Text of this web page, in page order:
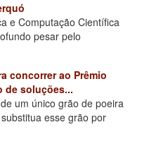
e Computação Científica
pesar pelo
concorrer ao Prêmio
de soluções...
um único grão de poeira
esse grão por